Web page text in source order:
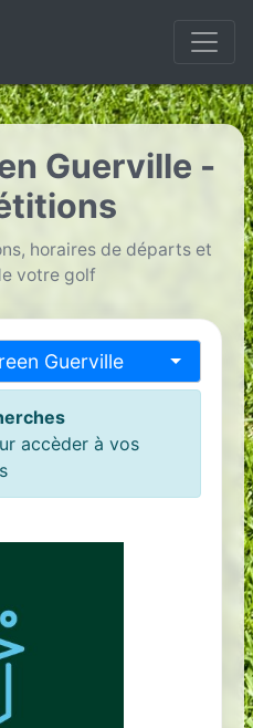
Guerville -
horaires de départs et
votre golf
Guerville
accèder à vos